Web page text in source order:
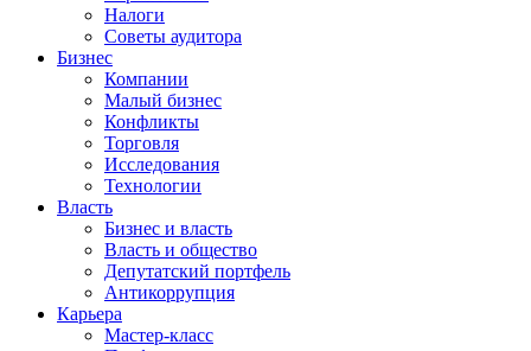
Налоги
Советы аудитора
Бизнес
Компании
Малый бизнес
Конфликты
Торговля
Исследования
Технологии
Власть
Бизнес и власть
Власть и общество
Депутатский портфель
Антикоррупция
Карьера
Мастер-класс